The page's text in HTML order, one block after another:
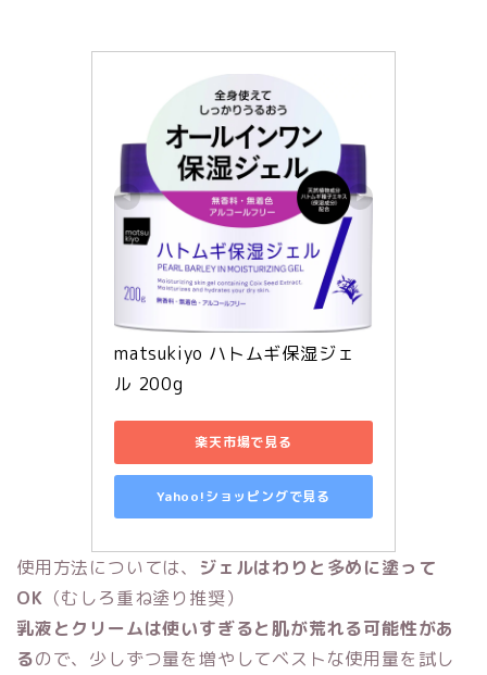
matsukiyo ハトムギ保湿ジェ
ル 200g
楽天市場で見る
Yahoo!ショッピングで見る
使用方法については、 ジェルはわりと多めに塗って
OK （むしろ重ね塗り推奨）
乳液とクリームは使いすぎると肌が荒れる可能性があ
るので、少しずつ量を増やしてベストな使用量を試し